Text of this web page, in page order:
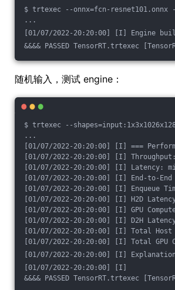
$ trtexec --onnx=fcn-resnet101.onnx
...
[01/07/2022-20:20:00] [I] Engine
&&&& PASSED TensorRT.trtexec
随机输入，测试 engine：
$ trtexec --
...
[01/07/2022-20:20:00] [I] ===
[01/07/2022-20:20:00] [I] Throughput:
[01/07/2022-20:20:00] [I] Latency: min
[01/07/2022-20:20:00] [I] End-to-End
[01/07/2022-20:20:00] [I] Enqueue
[01/07/2022-20:20:00] [I] H2D Latency:
[01/07/2022-20:20:00] [I] GPU
[01/07/2022-20:20:00] [I] D2H Latency:
[01/07/2022-20:20:00] [I] Total Host
[01/07/2022-20:20:00] [I] Total GPU
[01/07/2022-20:20:00] [I]
[01/07/2022-20:20:00] [I]
&&&& PASSED TensorRT.trtexec